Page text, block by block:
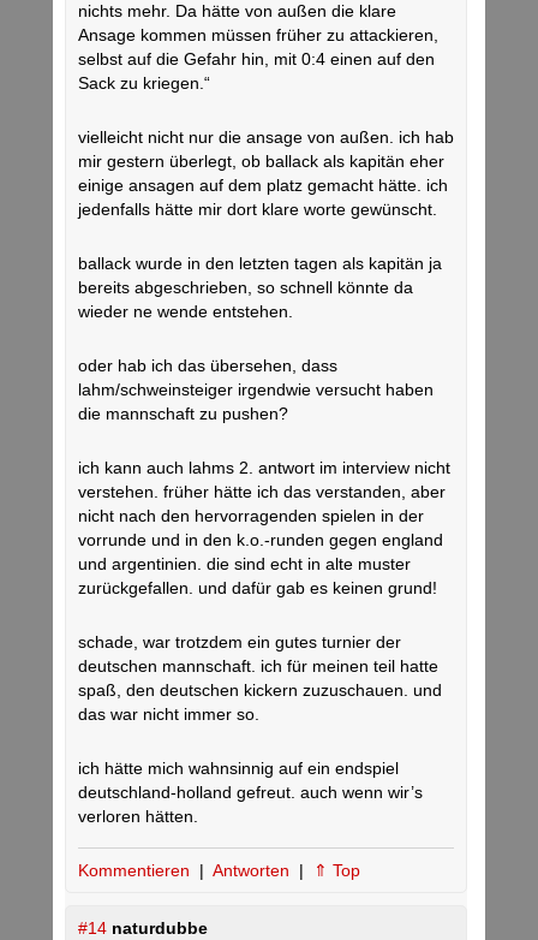
nichts mehr. Da hätte von außen die klare
Ansage kommen müssen früher zu attackieren,
selbst auf die Gefahr hin, mit 0:4 einen auf den
Sack zu kriegen.“
vielleicht nicht nur die ansage von außen. ich hab
mir gestern überlegt, ob ballack als kapitän eher
einige ansagen auf dem platz gemacht hätte. ich
jedenfalls hätte mir dort klare worte gewünscht.
ballack wurde in den letzten tagen als kapitän ja
bereits abgeschrieben, so schnell könnte da
wieder ne wende entstehen.
oder hab ich das übersehen, dass
lahm/schweinsteiger irgendwie versucht haben
die mannschaft zu pushen?
ich kann auch lahms 2. antwort im interview nicht
verstehen. früher hätte ich das verstanden, aber
nicht nach den hervorragenden spielen in der
vorrunde und in den k.o.-runden gegen england
und argentinien. die sind echt in alte muster
zurückgefallen. und dafür gab es keinen grund!
schade, war trotzdem ein gutes turnier der
deutschen mannschaft. ich für meinen teil hatte
spaß, den deutschen kickern zuzuschauen. und
das war nicht immer so.
ich hätte mich wahnsinnig auf ein endspiel
deutschland-holland gefreut. auch wenn wir’s
verloren hätten.
Kommentieren | Antworten | ⇑ Top
#14 naturdubbe